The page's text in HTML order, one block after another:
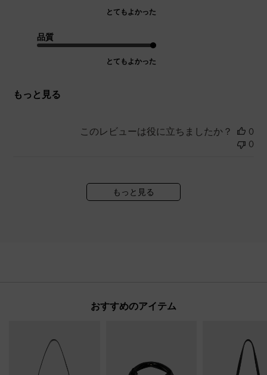
とてもよかった
品質
とてもよかった
もっと見る
このレビューは役に立ちましたか？
0
0
もっと見る
おすすめのアイテム